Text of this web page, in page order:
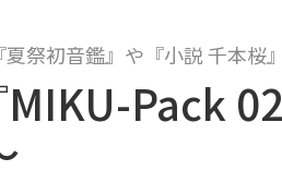
祭初音鑑』や『小説 千本桜
Pack